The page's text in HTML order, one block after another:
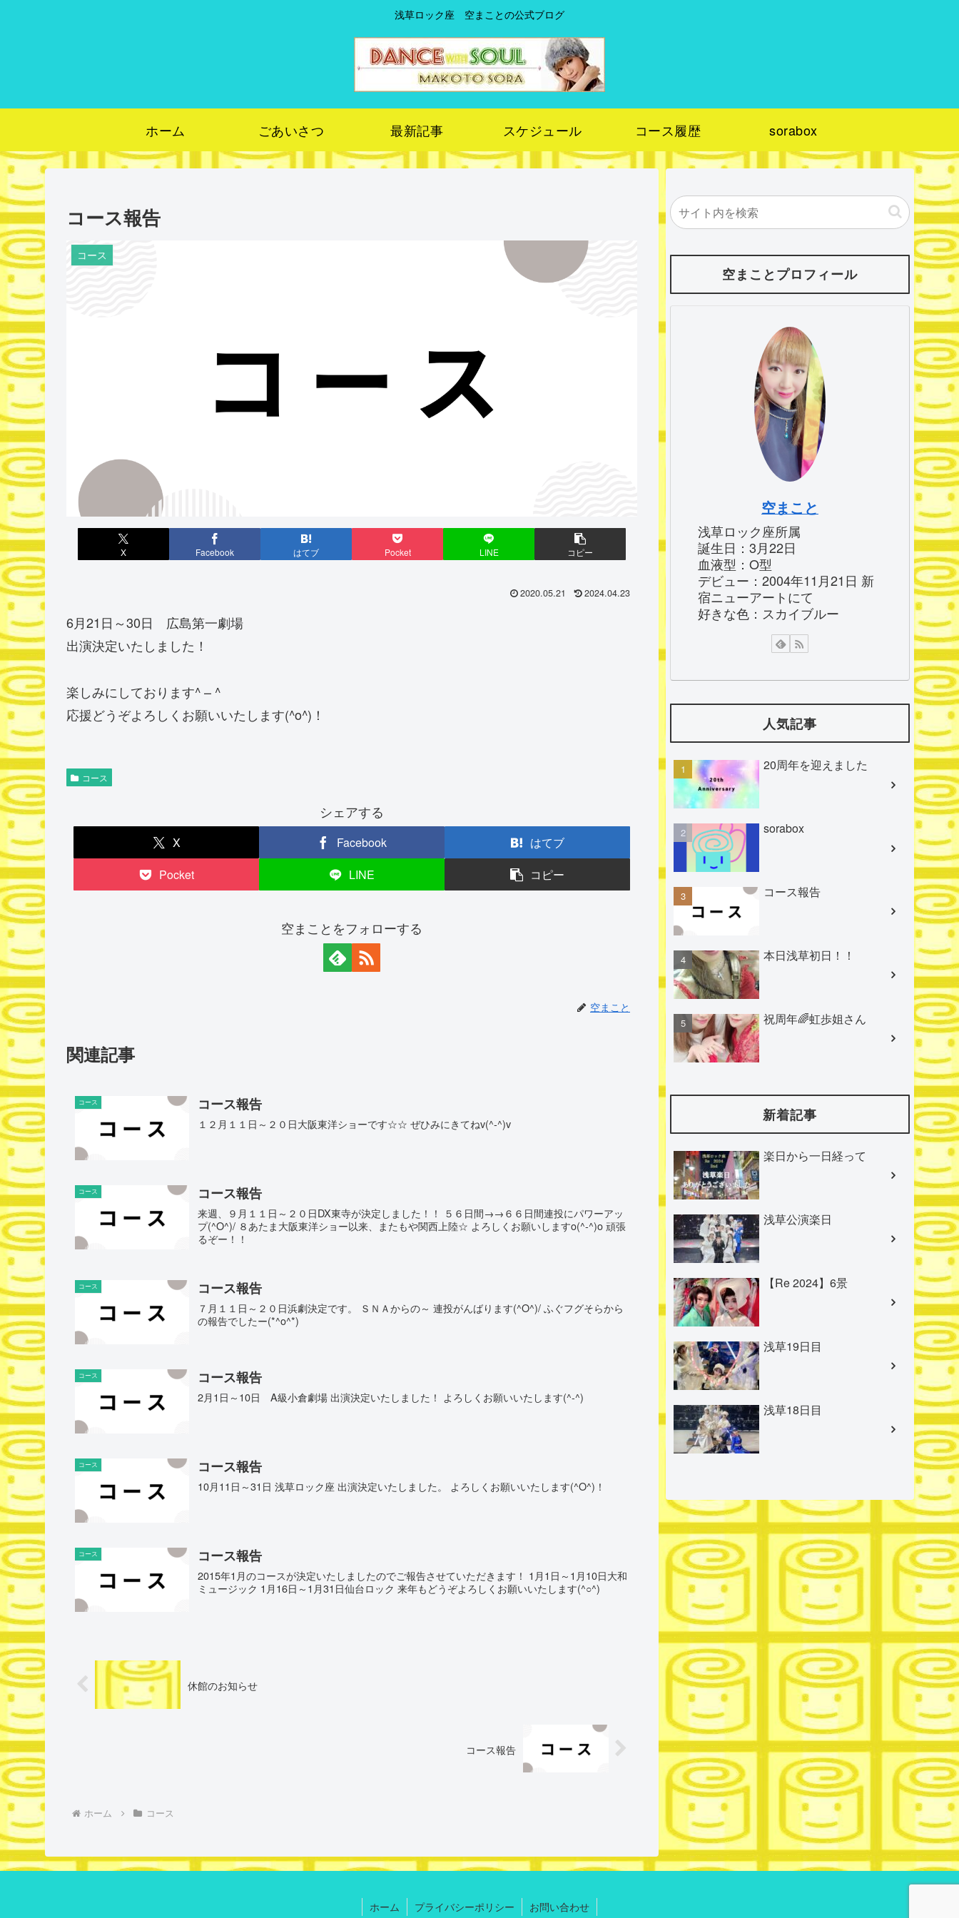
浅草ロック座 空まことの公式ブログ
ホーム ごあいさつ 最新記事 スケジュール コース履歴 sorabox
コース報告
コース
X Facebook はてブ Pocket LINE コピー
2020.05.21 2024.04.23
6月21日～30日 広島第一劇場
出演決定いたしました！
楽しみにしております^ – ^
応援どうぞよろしくお願いいたします(^o^)！
コース
シェアする
X Facebook
はてブ
Pocket
LINE コピー
空まことをフォローする
空まこと
関連記事
コース コース報告
１２月１１日～２０日大阪東洋ショーです☆☆ ぜひみにきてねv(^-^)v
コース コース報告
来週、９月１１日～２０日DX東寺が決定しました！！ ５６日間→→６６日間連投にパワーアッ
プ(^O^)/ ８あたま大阪東洋ショー以来、またもや関西上陸☆ よろしくお願いしますo(^-^)o 頑張
るぞー！！
コース コース報告
７月１１日～２０日浜劇決定です。 ＳＮＡからの～ 連投がんばります(^O^)/ ふぐフグそらから
の報告でしたー(*^o^*)
コース コース報告
2月1日～10日 A級小倉劇場 出演決定いたしました！ よろしくお願いいたします(^-^)
コース コース報告
10月11日～31日 浅草ロック座 出演決定いたしました。 よろしくお願いいたします(^O^)！
コース コース報告
2015年1月のコースが決定いたしましたのでご報告させていただきます！ 1月1日～1月10日大和
ミュージック 1月16日～1月31日仙台ロック 来年もどうぞよろしくお願いいたします(^○^)
休館のお知らせ
コース報告
ホーム コース
空まことプロフィール
空まこと
浅草ロック座所属
誕生日：3月22日
血液型：O型
デビュー：2004年11月21日 新
宿ニューアートにて
好きな色：スカイブルー
人気記事
20周年を迎えました
sorabox
コース報告
本日浅草初日！！
祝周年🌈虹歩姐さん
新着記事
楽日から一日経って
浅草公演楽日
【Re 2024】6景
浅草19日目
浅草18日目
ホーム プライバシーポリシー お問い合わせ